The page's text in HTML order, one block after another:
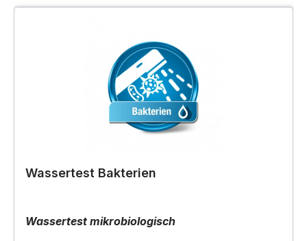
Wassertest Bakterien
Wassertest mikrobiologisch